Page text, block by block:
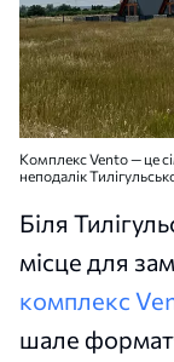
Комплекс Vento — це
неподалік
Біля
місце для
комплекс
шале